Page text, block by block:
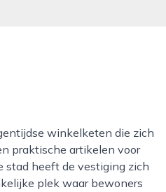
praktische artikelen voor
stad heeft de vestiging zich
plek waar bewoners